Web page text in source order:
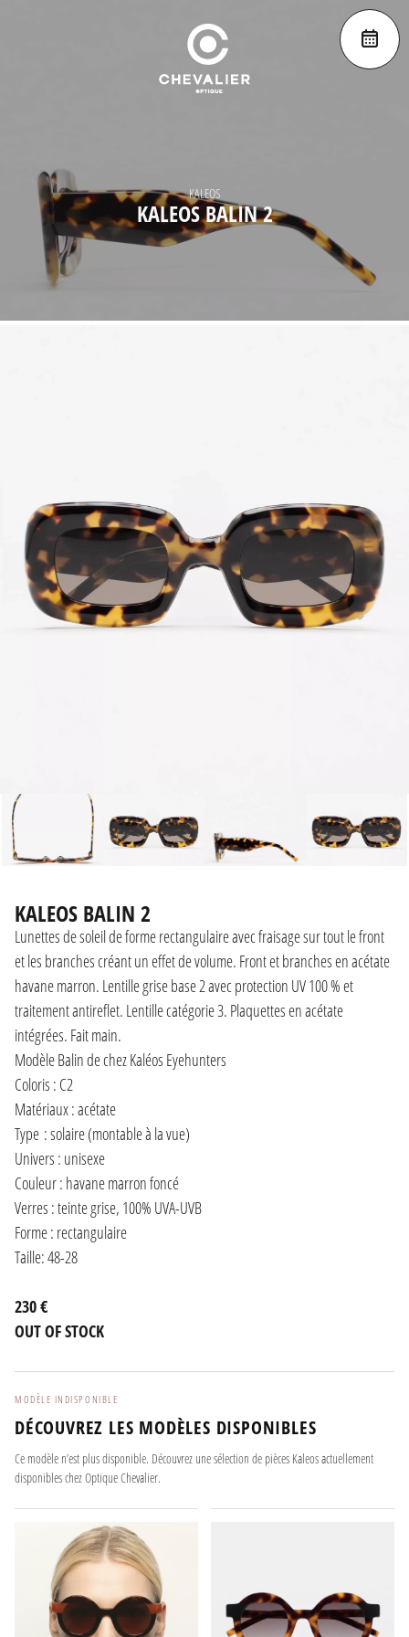
KALEOS
KALEOS BALIN 2
KALEOS BALIN 2
Lunettes de soleil de forme rectangulaire avec fraisage sur tout le front
et les branches créant un effet de volume. Front et branches en acétate
havane marron. Lentille grise base 2 avec protection UV 100 % et
traitement antireflet. Lentille catégorie 3. Plaquettes en acétate
intégrées. Fait main.
Modèle Balin de chez Kaléos Eyehunters
Coloris : C2
Matériaux : acétate
Type : solaire (montable à la vue)
Univers : unisexe
Couleur : havane marron foncé
Verres : teinte grise, 100% UVA-UVB
Forme : rectangulaire
Taille: 48-28
230 €
OUT OF STOCK
MODÈLE INDISPONIBLE
DÉCOUVREZ LES MODÈLES DISPONIBLES
Ce modèle n’est plus disponible. Découvrez une sélection de pièces Kaleos actuellement
disponibles chez Optique Chevalier.